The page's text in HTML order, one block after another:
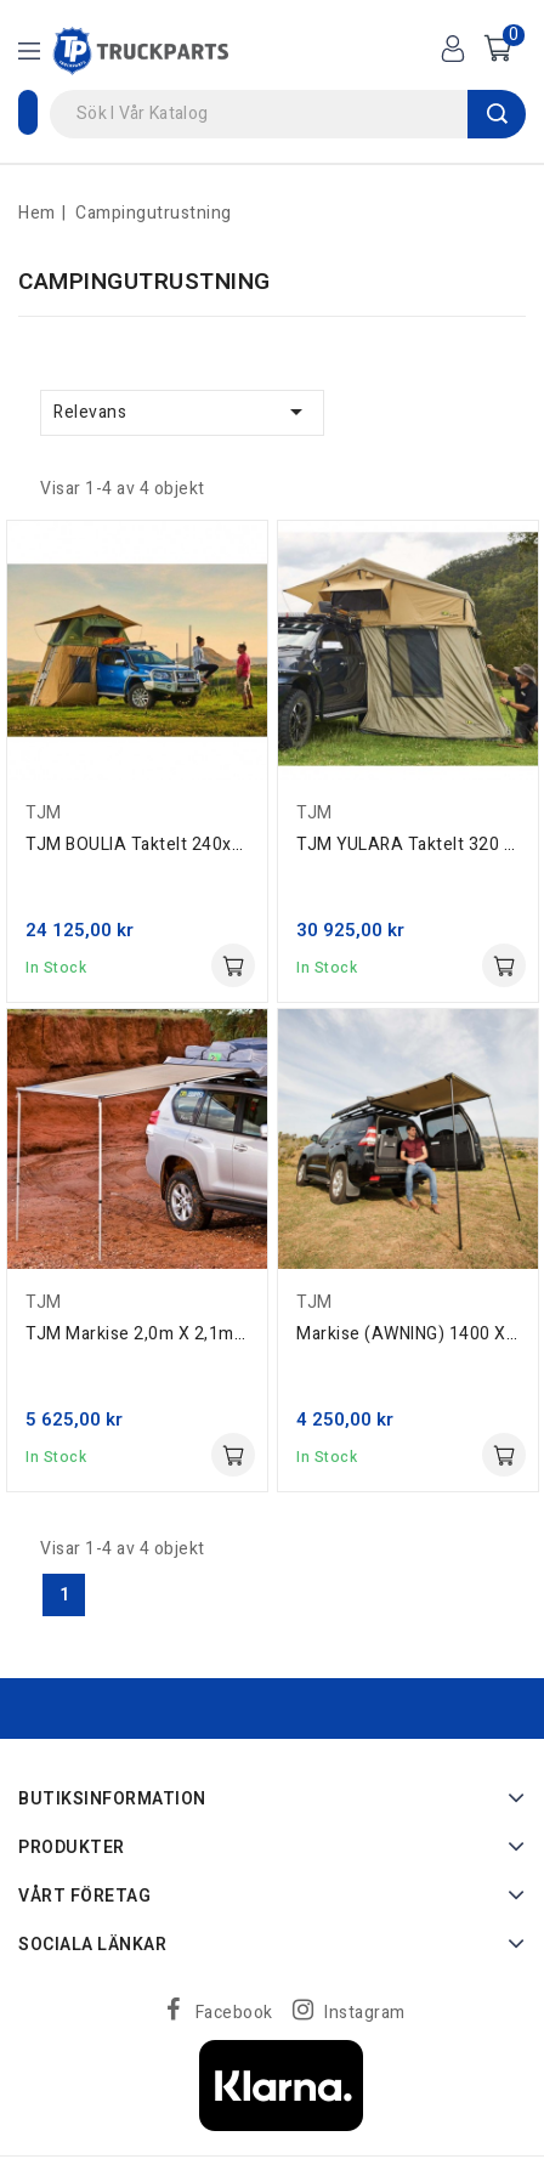
0
Hem Campingutrustning
CAMPINGUTRUSTNING
Relevans 
Visar 1-4 av 4 objekt
TJM
TJM BOULIA Taktelt 240x140 cm, m/stige og...
24 125,00 kr
In Stock
TJM
TJM YULARA Taktelt 320 X 140 cm, m/stige og...
30 925,00 kr
In Stock
TJM
TJM Markise 2,0m X 2,1m, Universal (Passer...
5 625,00 kr
In Stock
TJM
Markise (AWNING) 1400 X 2000MM
4 250,00 kr
In Stock
Visar 1-4 av 4 objekt
1
BUTIKSINFORMATION
PRODUKTER
VÅRT FÖRETAG
SOCIALA LÄNKAR
Facebook Instagram